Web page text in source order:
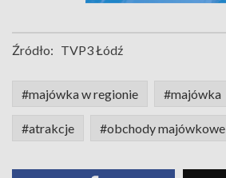
Źródło: TVP3 Łódź
#majówka w regionie #majówka
#atrakcje #obchody majówkowe